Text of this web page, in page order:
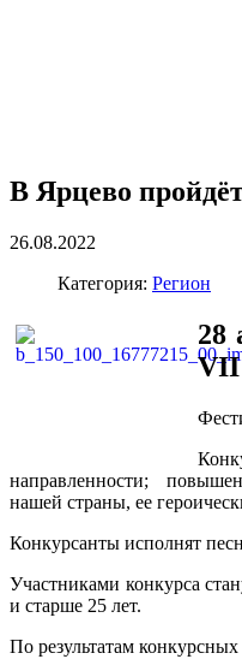
В Ярцево
26.08.2022
Категория: Регион
28
направленности;
нашей страны, ее
Конкурсанты исполнят
Участниками конкурса
и старше 25 лет.
По результатам